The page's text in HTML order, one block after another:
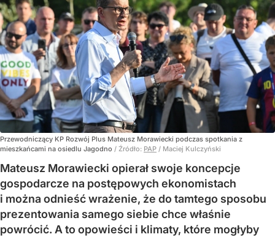
Przewodniczący KP Rozwój Plus Mateusz Morawiecki podczas spotkania z
mieszkańcami na osiedlu Jagodno / Źródło: PAP / Maciej Kulczyński
Mateusz Morawiecki opierał swoje koncepcje
gospodarcze na postępowych ekonomistach
i można odnieść wrażenie, że do tamtego sposobu
prezentowania samego siebie chce właśnie
powrócić. A to opowieści i klimaty, które mogłyby